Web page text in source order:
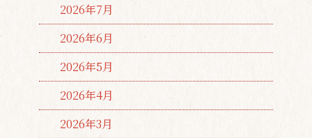
2026年7月
2026年6月
2026年5月
2026年4月
2026年3月